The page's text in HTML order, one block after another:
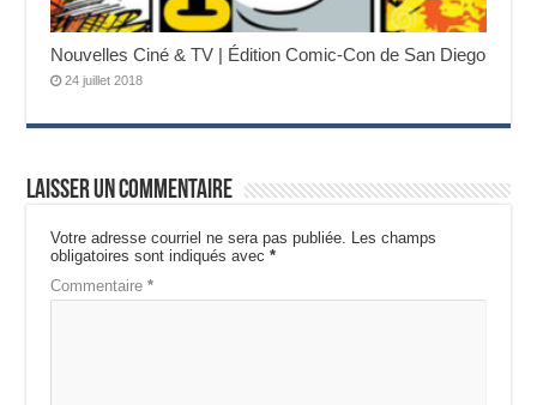
Nouvelles Ciné & TV | Édition Comic-Con de San Diego
24 juillet 2018
Laisser un commentaire
Votre adresse courriel ne sera pas publiée. Les champs
obligatoires sont indiqués avec*
Commentaire*